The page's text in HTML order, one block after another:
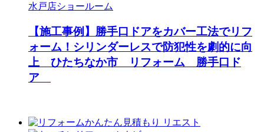
水戸店ショールーム
【施工事例】勝手口ドアをカバー工法でリフ
ォーム！シリンダーレスで防犯性を劇的に向
上 ひたちなか市 リフォーム 勝手口ド
ア